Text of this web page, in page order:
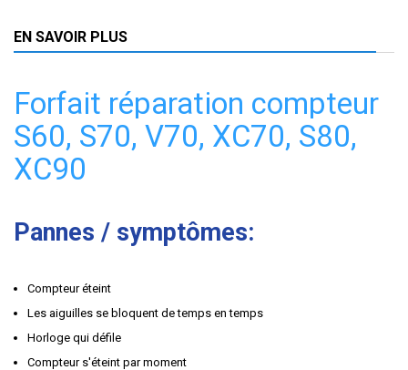
EN SAVOIR PLUS
Forfait réparation compteur
S60, S70, V70, XC70, S80,
XC90
Pannes / symptômes:
Compteur éteint
Les aiguilles se bloquent de temps en temps
Horloge qui défile
Compteur s'éteint par moment